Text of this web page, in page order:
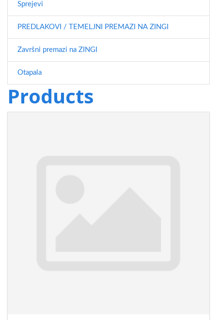
Sprejevi
PREDLAKOVI / TEMELJNI PREMAZI NA ZINGI
Završni premazi na ZINGI
Otapala
Products